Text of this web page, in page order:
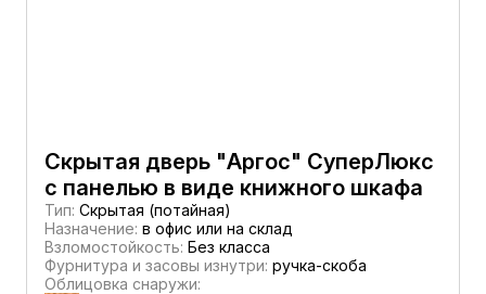
Скрытая дверь "Аргос" СуперЛюкс
с панелью в виде книжного шкафа
Тип: Скрытая (потайная)
Назначение: в офис или на склад
Взломостойкость: Без класса
Фурнитура и засовы изнутри: ручка-скоба
Облицовка снаружи: